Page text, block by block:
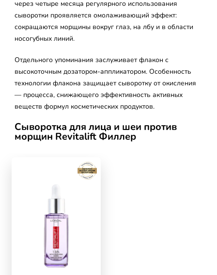
через четыре месяца регулярного использования
сыворотки проявляется омолаживающий эффект:
сокращаются морщины вокруг глаз, на лбу и в области
носогубных линий.
Отдельного упоминания заслуживает флакон с
высокоточным дозатором-аппликатором. Особенность
технологии флакона защищает сыворотку от окисления
— процесса, снижающего эффективность активных
веществ формул косметических продуктов.
Сыворотка для лица и шеи против
морщин Revitalift Филлер